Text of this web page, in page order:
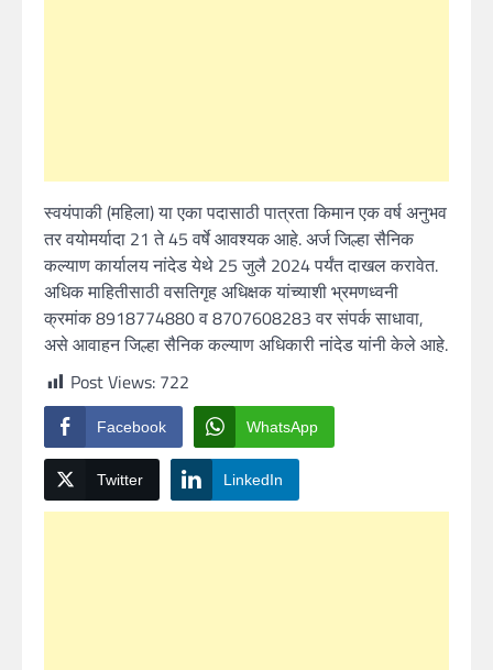
स्वयंपाकी (महिला) या एका पदासाठी पात्रता किमान एक वर्ष अनुभव
तर वयोमर्यादा 21 ते 45 वर्षे आवश्यक आहे. अर्ज जिल्हा सैनिक
कल्याण कार्यालय नांदेड येथे 25 जुलै 2024 पर्यंत दाखल करावेत.
अधिक माहितीसाठी वसतिगृह अधिक्षक यांच्याशी भ्रमणध्वनी
क्रमांक 8918774880 व 8707608283 वर संपर्क साधावा,
असे आवाहन जिल्हा सैनिक कल्याण अधिकारी नांदेड यांनी केले आहे.
Post Views: 722
Facebook WhatsApp
Twitter LinkedIn